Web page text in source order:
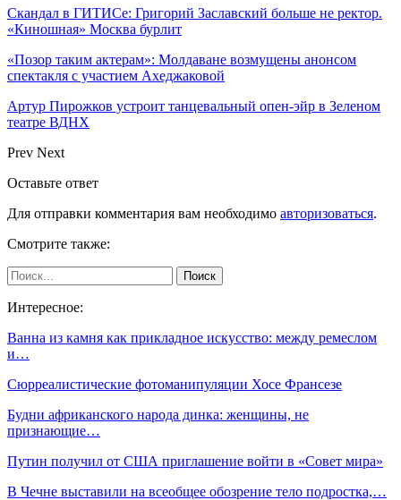
Скандал в ГИТИСе: Григорий Заславский больше не ректор.
«Киношная» Москва бурлит
«Позор таким актерам»: Молдаване возмущены анонсом
спектакля с участием Ахеджаковой
Артур Пирожков устроит танцевальный опен-эйр в Зеленом
театре ВДНХ
Prev Next
Оставьте ответ
Для отправки комментария вам необходимо авторизоваться.
Смотрите также:
Интересное:
Ванна из камня как прикладное искусство: между ремеслом
и…
Сюрреалистические фотоманипуляции Хосе Франсезе
Будни африканского народа динка: женщины, не
признающие…
Путин получил от США приглашение войти в «Совет мира»
В Чечне выставили на всеобщее обозрение тело подростка,…